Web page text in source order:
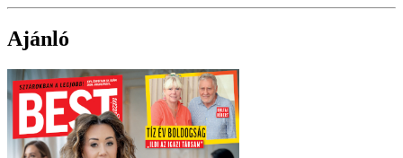
Ajánló